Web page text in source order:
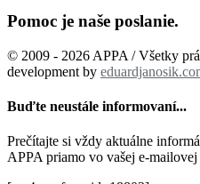
Pomoc je naše poslanie.
© 2009 - 2026 APPA / Všetky
development by
Buďte neustále informovaní...
Prečítajte si vždy aktuálne
APPA priamo vo vašej e-mailovej